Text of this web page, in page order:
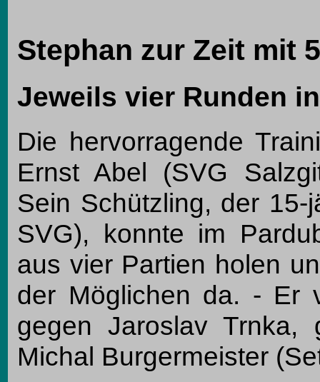
Stephan zur Zeit mit
Jeweils vier Runden
Die hervorragende
Ernst Abel (SVG
Sein Schützling, der
SVG), konnte im
aus vier Partien holen
der Möglichen da. - Er
gegen Jaroslav Trnka,
Michal Burgermeister